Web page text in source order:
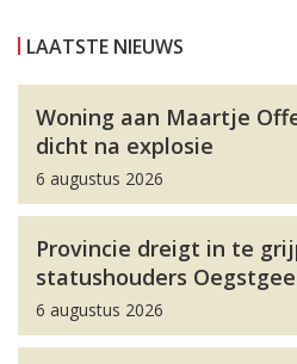
LAATSTE NIEUWS
Woning aan Maartje
dicht na explosie
6 augustus 2026
Provincie dreigt in te
statushouders
6 augustus 2026